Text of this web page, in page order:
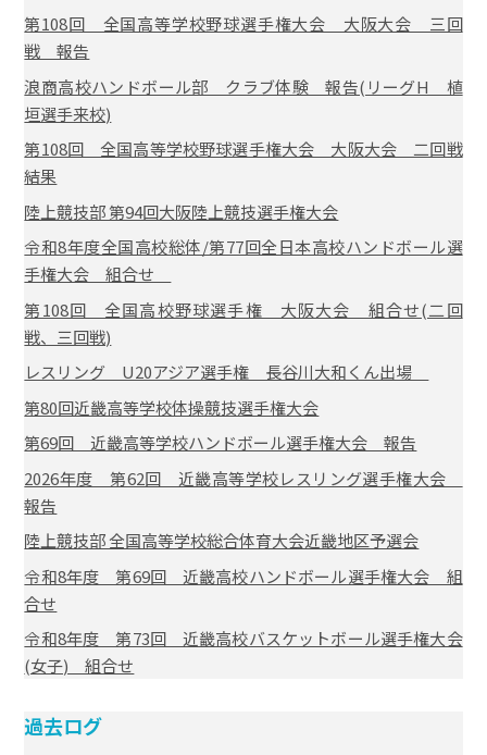
第108回 全国高等学校野球選手権大会 大阪大会 三回
戦 報告
浪商高校ハンドボール部 クラブ体験 報告(リーグH 植
垣選手来校)
第108回 全国高等学校野球選手権大会 大阪大会 二回戦
結果
陸上競技部 第94回大阪陸上競技選手権大会
令和8年度全国高校総体/第77回全日本高校ハンドボール選
手権大会 組合せ
第108回 全国高校野球選手権 大阪大会 組合せ(二回
戦、三回戦)
レスリング U20アジア選手権 長谷川大和くん出場
第80回近畿高等学校体操競技選手権大会
第69回 近畿高等学校ハンドボール選手権大会 報告
2026年度 第62回 近畿高等学校レスリング選手権大会
報告
陸上競技部 全国高等学校総合体育大会近畿地区予選会
令和8年度 第69回 近畿高校ハンドボール選手権大会 組
合せ
令和8年度 第73回 近畿高校バスケットボール選手権大会
(女子) 組合せ
過去ログ